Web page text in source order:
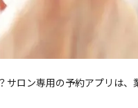
ロン専用の予約アプリは